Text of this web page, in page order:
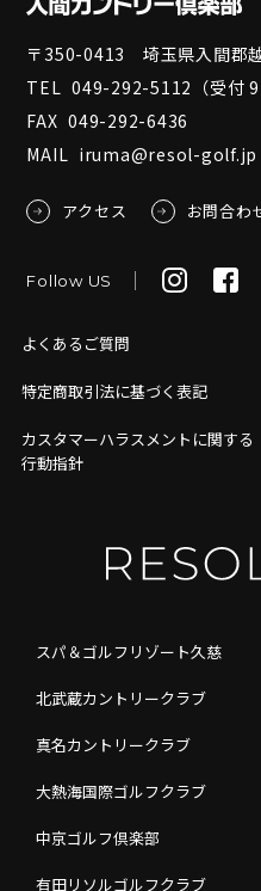
〒350-0413 埼玉県入間郡
TEL 049-292-5112 （受付
FAX 049-292-6436
MAIL iruma@resol-golf.jp
アクセス お問合わ
Follow US
よくあるご質問
特定商取引法に基づく表記
カスタマーハラスメントに関する
行動指針
スパ＆ゴルフリゾート久慈
北武蔵カントリークラブ
真名カントリークラブ
大熱海国際ゴルフクラブ
中京ゴルフ倶楽部
有田リソルゴルフクラブ